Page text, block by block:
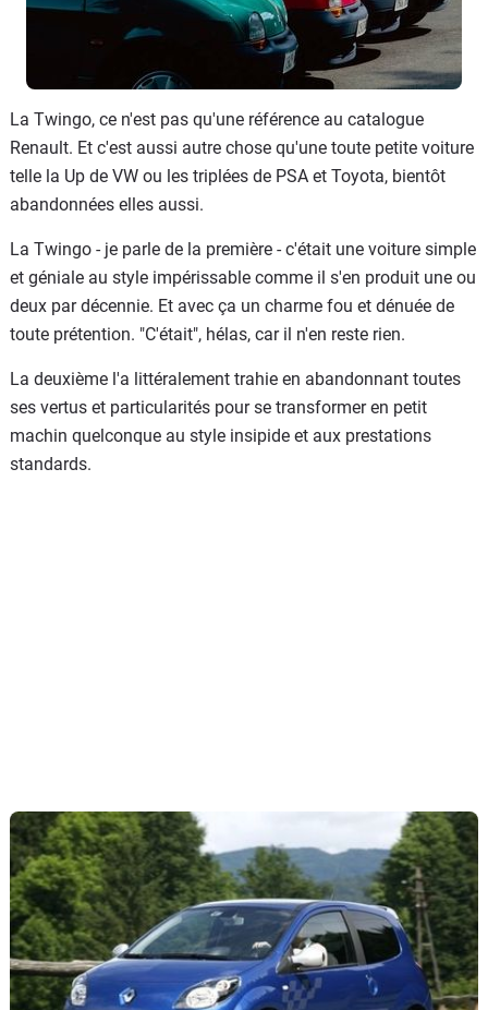
La Twingo, ce n'est pas qu'une référence au catalogue
Renault. Et c'est aussi autre chose qu'une toute petite voiture
telle la Up de VW ou les triplées de PSA et Toyota, bientôt
abandonnées elles aussi.
La Twingo - je parle de la première - c'était une voiture simple
et géniale au style impérissable comme il s'en produit une ou
deux par décennie. Et avec ça un charme fou et dénuée de
toute prétention. "C'était", hélas, car il n'en reste rien.
La deuxième l'a littéralement trahie en abandonnant toutes
ses vertus et particularités pour se transformer en petit
machin quelconque au style insipide et aux prestations
standards.